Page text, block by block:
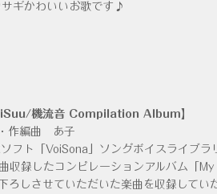
ギかわいいお歌です♪
機流音 Compilation Album】
作編曲 あ子
フト「VoiSona」ソングボイスライブラ
収録したコンピレーションアルバム「
ろしさせていただいた楽曲を収録してい